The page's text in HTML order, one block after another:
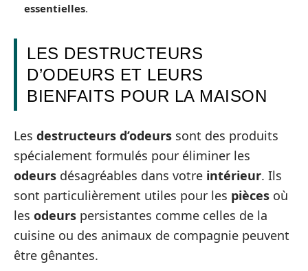
essentielles.
LES DESTRUCTEURS
D’ODEURS ET LEURS
BIENFAITS POUR LA MAISON
Les destructeurs d’odeurs sont des produits
spécialement formulés pour éliminer les
odeurs désagréables dans votre intérieur. Ils
sont particulièrement utiles pour les pièces où
les odeurs persistantes comme celles de la
cuisine ou des animaux de compagnie peuvent
être gênantes.